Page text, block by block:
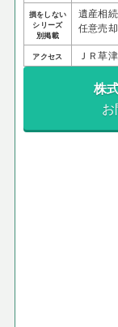
損をしない
シリーズ
別掲載
遺産相
任意売
アクセス ＪＲ草
株